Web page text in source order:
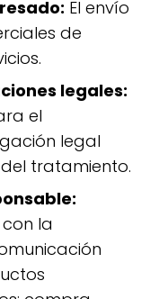
El envío
de
legales:
el
legal
tratamiento.
la